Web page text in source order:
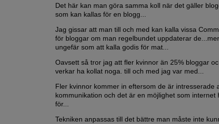
Det här kan man göra samma koll när det gäller
som kan kallas för en blogg...
Jag gissar att man till och med kan kalla vissa
för bloggar om man regelbundet uppdaterar
ungefär som att kalla godis för mat...
Oavsett så tror jag att fler kvinnor än 25% bloggar
verkar ha kollat noga. till och med jag var med...
Fler kvinnor kommer in eftersom de är intresserade
kommunikation och det är en möjlighet som internet
för...
Tekniken anpassas till det bättre man måste inte